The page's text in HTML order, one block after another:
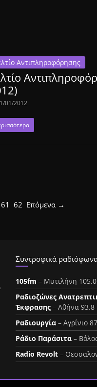
Αντιπληροφόρησης
01/2012
61 62 Επόμενα →
Συντροφικά
105fm – Μυτιλήνη 105.0
Ραδιοζώνες
Έκφρασης – Αθήνα 93.8
Ραδιουργία – Αγρίνιο
Ράδιο Παράσιτα –
Radio Revolt –